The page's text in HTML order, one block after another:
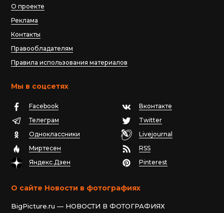
О проекте
Реклама
Контакты
Правообладателям
Правила использования материалов
Мы в соцсетях
Facebook
Вконтакте
Телеграм
Twitter
Одноклассники
Livejournal
Миртесен
RSS
Яндекс.Дзен
Pinterest
О сайте Новости в фотографиях
BigPicture.ru — НОВОСТИ В ФОТОГРАФИЯХ